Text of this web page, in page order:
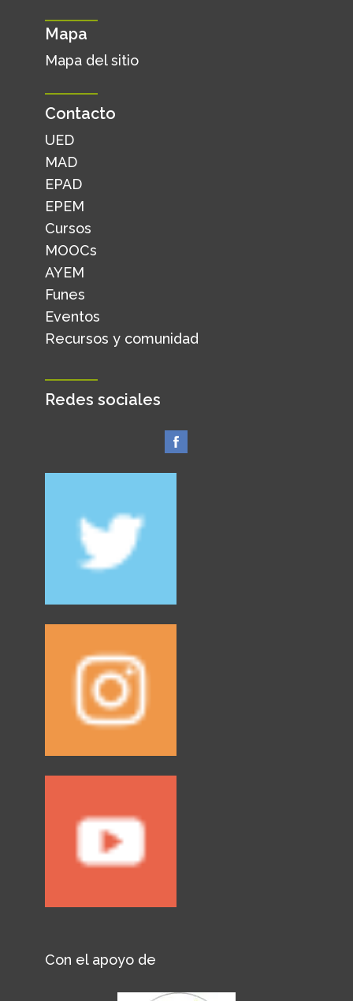
Mapa
Mapa del sitio
Contacto
UED
MAD
EPAD
EPEM
Cursos
MOOCs
AYEM
Funes
Eventos
Recursos y comunidad
Redes sociales
Con el apoyo de